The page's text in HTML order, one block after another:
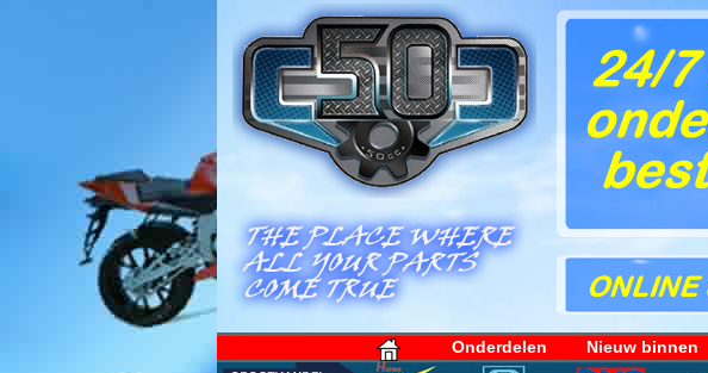
Onderdelen
Nieuw binnen